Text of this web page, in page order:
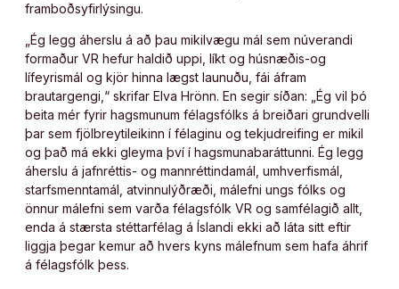
framboðsyfirlýsingu.
„Ég legg áherslu á að þau mikilvægu mál sem núverandi
formaður VR hefur haldið uppi, líkt og húsnæðis-og
lífeyrismál og kjör hinna lægst launuðu, fái áfram
brautargengi,“ skrifar Elva Hrönn. En segir síðan: „Ég vil þó
beita mér fyrir hagsmunum félagsfólks á breiðari grundvelli
þar sem fjölbreytileikinn í félaginu og tekjudreifing er mikil
og það má ekki gleyma því í hagsmunabaráttunni. Ég legg
áherslu á jafnréttis- og mannréttindamál, umhverfismál,
starfsmenntamál, atvinnulýðræði, málefni ungs fólks og
önnur málefni sem varða félagsfólk VR og samfélagið allt,
enda á stærsta stéttarfélag á Íslandi ekki að láta sitt eftir
liggja þegar kemur að hvers kyns málefnum sem hafa áhrif
á félagsfólk þess.